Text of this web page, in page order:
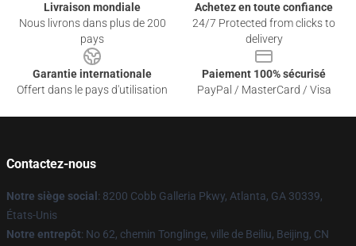
Livraison mondiale
Nous livrons dans plus de 200
pays
Achetez en toute confiance
24/7 Protected from clicks to
delivery
Garantie internationale
Offert dans le pays d'utilisation
Paiement 100% sécurisé
PayPal / MasterCard / Visa
Contactez-nous
Notre siège social : 8200 Cobb Galleria Pkwy, Atlanta, GA 30339,
États-Unis
Notre entrepôt: No 62, chemin Tonglinge, ville de Beiliu, Beijing, CN